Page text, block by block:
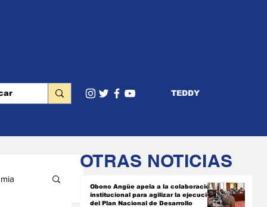
TEDDY
OTRAS NOTICIAS
Obono Angüe apela a la colaboración
institucional para agilizar la ejecución
del Plan Nacional de Desarrollo